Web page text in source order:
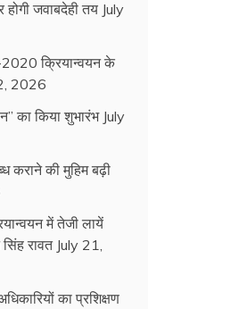
होगी जवाबदेही तय July
2020 क्रियान्वयन के
2026
का किया शुभारंभ July
कराने की मुहिम बढ़ी
में तेजी लायें
सिंह रावत July 21,
का प्रशिक्षण